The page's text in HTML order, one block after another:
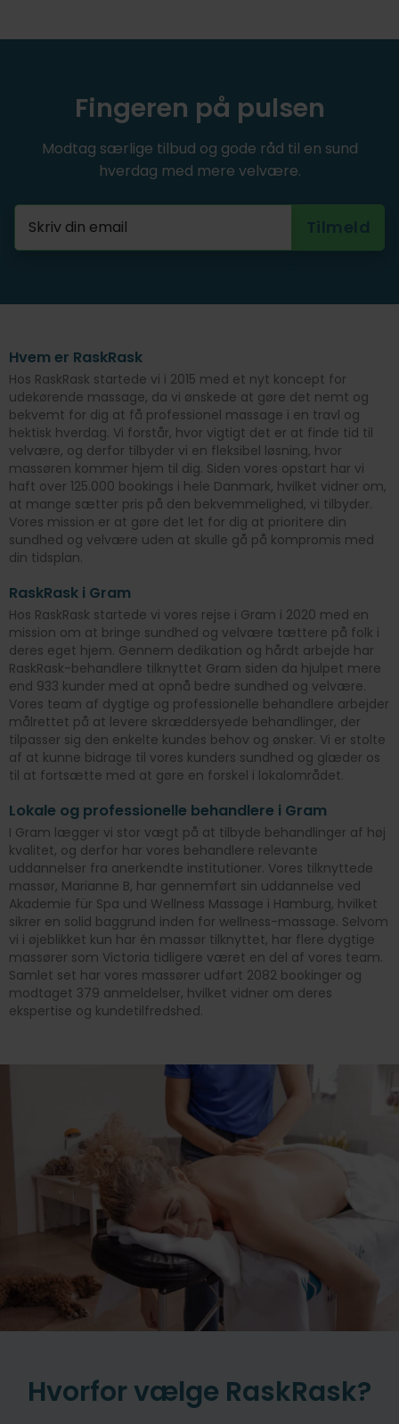
Fingeren på pulsen
Modtag særlige tilbud og gode råd til en sund
hverdag med mere velvære.
Hvem er RaskRask
Hos RaskRask startede vi i 2015 med et nyt koncept for
udekørende massage, da vi ønskede at gøre det nemt og
bekvemt for dig at få professionel massage i en travl og
hektisk hverdag. Vi forstår, hvor vigtigt det er at finde tid til
velvære, og derfor tilbyder vi en fleksibel løsning, hvor
massøren kommer hjem til dig. Siden vores opstart har vi
haft over 125.000 bookings i hele Danmark, hvilket vidner om,
at mange sætter pris på den bekvemmelighed, vi tilbyder.
Vores mission er at gøre det let for dig at prioritere din
sundhed og velvære uden at skulle gå på kompromis med
din tidsplan.
RaskRask i Gram
Hos RaskRask startede vi vores rejse i Gram i 2020 med en
mission om at bringe sundhed og velvære tættere på folk i
deres eget hjem. Gennem dedikation og hårdt arbejde har
RaskRask-behandlere tilknyttet Gram siden da hjulpet mere
end 933 kunder med at opnå bedre sundhed og velvære.
Vores team af dygtige og professionelle behandlere arbejder
målrettet på at levere skræddersyede behandlinger, der
tilpasser sig den enkelte kundes behov og ønsker. Vi er stolte
af at kunne bidrage til vores kunders sundhed og glæder os
til at fortsætte med at gøre en forskel i lokalområdet.
Lokale og professionelle behandlere i Gram
I Gram lægger vi stor vægt på at tilbyde behandlinger af høj
kvalitet, og derfor har vores behandlere relevante
uddannelser fra anerkendte institutioner. Vores tilknyttede
massør, Marianne B, har gennemført sin uddannelse ved
Akademie für Spa und Wellness Massage i Hamburg, hvilket
sikrer en solid baggrund inden for wellness-massage. Selvom
vi i øjeblikket kun har én massør tilknyttet, har flere dygtige
massører som Victoria tidligere været en del af vores team.
Samlet set har vores massører udført 2082 bookinger og
modtaget 379 anmeldelser, hvilket vidner om deres
ekspertise og kundetilfredshed.
Hvorfor vælge RaskRask?